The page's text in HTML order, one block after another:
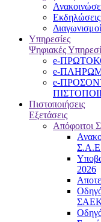
Εκδηλώσεις
Διαγωνισμοί
Υπηρεσίες
Ψηφιακές
e-
e-
e-
Πιστοποιήσεις
Εξετάσεις
2026